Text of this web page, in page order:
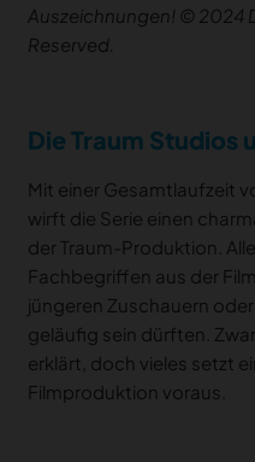
Auszeichnungen! © 2024
Reserved.
Die Traum Studios
Mit einer Gesamtlaufzeit
wirft die Serie einen
der Traum-Produktion.
Fachbegriffen aus der
jüngeren Zuschauern
geläufig sein dürften.
erklärt, doch vieles setzt
Filmproduktion voraus.